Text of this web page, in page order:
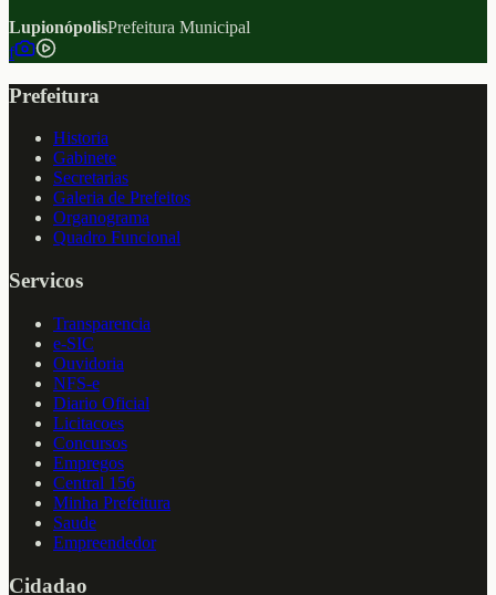
LupionópolisPrefeitura Municipal
f
Prefeitura
Historia
Gabinete
Secretarias
Galeria de Prefeitos
Organograma
Quadro Funcional
Servicos
Transparencia
e-SIC
Ouvidoria
NFS-e
Diario Oficial
Licitacoes
Concursos
Empregos
Central 156
Minha Prefeitura
Saude
Empreendedor
Cidadao